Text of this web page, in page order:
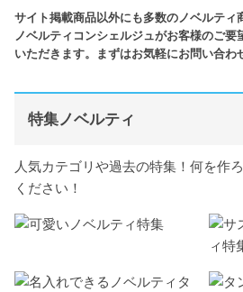
サイト掲載商品以外にも多数のノベルティ
ノベルティコンシェルジュがお客様のご要
いただきます。まずはお気軽にお問い合わ
特集ノベルティ
人気カテゴリや過去の特集！何を作
ください！